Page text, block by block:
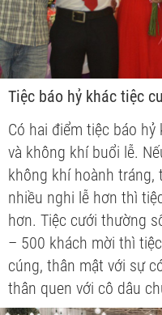
Tiệc báo hỷ khác tiệc
Có hai điểm tiệc báo
và không khí buổi lễ.
không khí hoành tráng,
nhiều nghi lễ hơn thì
hơn. Tiệc cưới thường
– 500 khách mời thì
cúng, thân mật với sự
thân quen với cô dâu